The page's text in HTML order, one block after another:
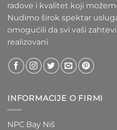
radove i kvalitet koji
Nudimo širok spektar
omogućili da svi vaši
realizovani
INFORMACIJE O FIRMI
NPC Bay Niš